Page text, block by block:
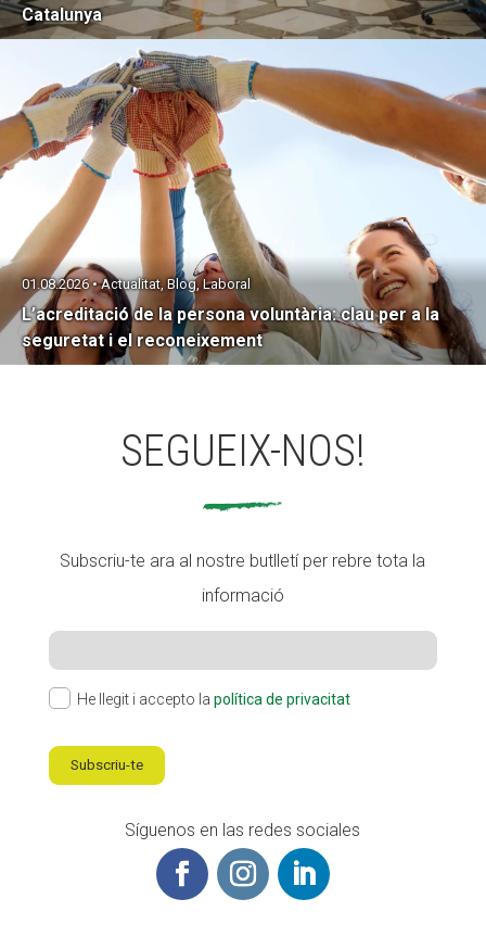
Catalunya
L’acreditació de la persona voluntària: clau per a la
seguretat i el reconeixement
01.08.2026 • Actualitat, Blog, Laboral
SEGUEIX-NOS!
Subscriu-te ara al nostre butlletí per rebre tota la
informació
He llegit i accepto la política de privacitat
Subscriu-te
Síguenos en las redes sociales